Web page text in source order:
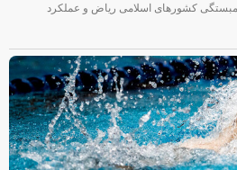
کشورهای اسلامی ریاض و عملکرد